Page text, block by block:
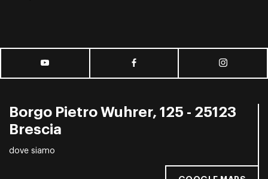
Borgo Pietro Wuhrer, 125 - 25123
Brescia
dove siamo